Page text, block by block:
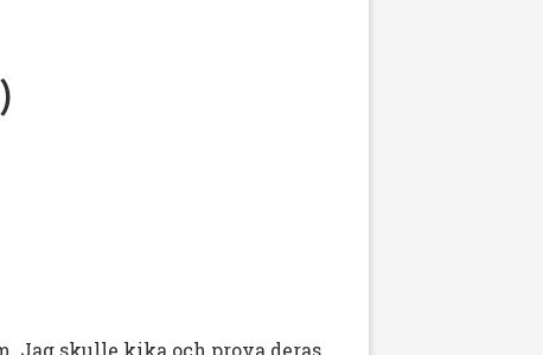
Jag skulle kika och prova deras